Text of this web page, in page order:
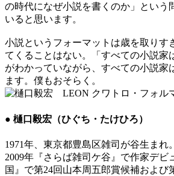
の時代になぜ小説を書くのか」という
いると思います。
小説というフォーマットは歳を取りす
てくることはない。「すべての小説家
がわかっていながら、すべての小説家
ます。僕もおそらく。
● 樋口毅宏（ひぐち・たけひろ）
1971年、東京都豊島区雑司が谷生まれ
2009年『さらば雑司ケ谷』で作家デビ
国』で第24回山本周五郎賞候補および